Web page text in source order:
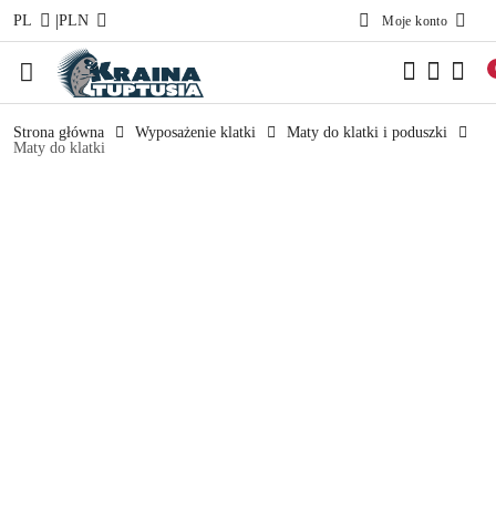
Przejdź do treści głównej
Przejdź do wyszukiwarki
Przejdź do moje konto
Przejdź do menu głównego
Przejdź do opisu produktu
Przejdź do stopki
PL |PLN Moje konto
Strona główna Wyposażenie klatki
Maty do klatki i poduszki
Maty do klatki